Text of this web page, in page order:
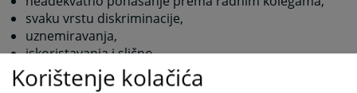
svaku vrstu diskriminacije,
uznemiravanja,
iskoristavanja i slično.
Korištenje kolačića